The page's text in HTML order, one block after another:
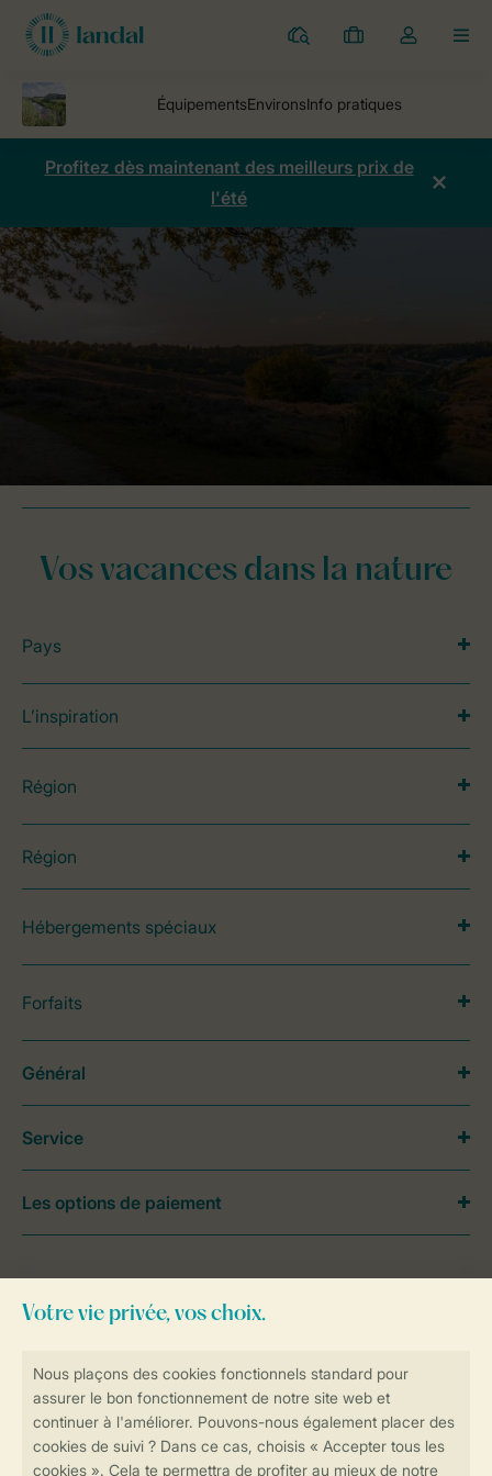
Parcs
Mes
Toggle
dropdown
Profitez dès maintenant des meilleurs prix de
l'été
Parcs Parc de vacances Callantsoog Comparaison des prix
Vos vacances dans la nature
Pays
L’inspiration
Région
Région
Hébergements spéciaux
Forfaits
contactez notreContact Center.
Général
Service
Les options de paiement